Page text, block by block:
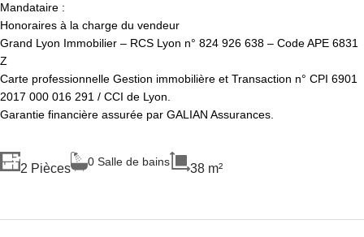
Mandataire :
Honoraires à la charge du vendeur
Grand Lyon Immobilier – RCS Lyon n° 824 926 638 – Code APE 6831
Z
Carte professionnelle Gestion immobilière et Transaction n° CPI 6901
2017 000 016 291 / CCI de Lyon.
Garantie financière assurée par GALIAN Assurances.
2 Pièces 0 Salle de bains 38 m²